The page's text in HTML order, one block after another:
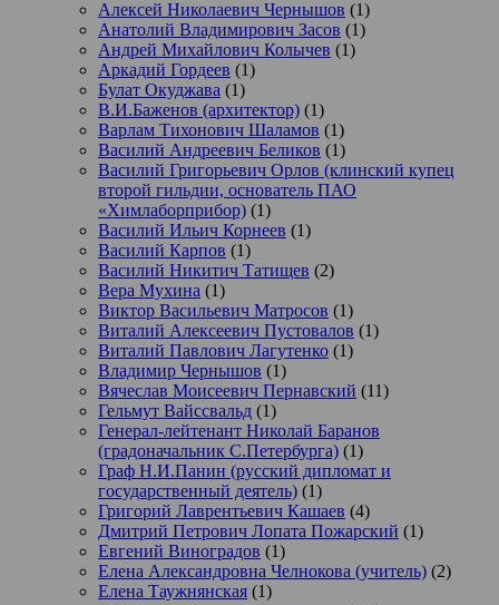
Алексей Николаевич Чернышов (1)
Анатолий Владимирович Засов (1)
Андрей Михайлович Колычев (1)
Аркадий Гордеев (1)
Булат Окуджава (1)
В.И.Баженов (архитектор) (1)
Варлам Тихонович Шаламов (1)
Василий Андреевич Беликов (1)
Василий Григорьевич Орлов (клинский купец
второй гильдии, основатель ПАО
«Химлаборприбор) (1)
Василий Ильич Корнеев (1)
Василий Карпов (1)
Василий Никитич Татищев (2)
Вера Мухина (1)
Виктор Васильевич Матросов (1)
Виталий Алексеевич Пустовалов (1)
Виталий Павлович Лагутенко (1)
Владимир Чернышов (1)
Вячеслав Моисеевич Пернавский (11)
Гельмут Вайссвальд (1)
Генерал-лейтенант Николай Баранов
(градоначальник С.Петербурга) (1)
Граф Н.И.Панин (русский дипломат и
государственный деятель) (1)
Григорий Лаврентьевич Кашаев (4)
Дмитрий Петрович Лопата Пожарский (1)
Евгений Виноградов (1)
Елена Александровна Челнокова (учитель) (2)
Елена Таужнянская (1)